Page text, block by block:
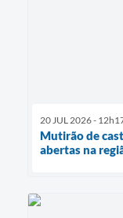
20 JUL 2026 -
Mutirão de
abertas na